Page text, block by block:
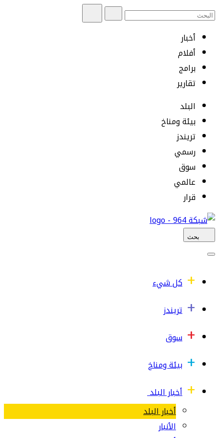
أخبار
أفلام
برامج
تقارير
البلد
بيئة ومناخ
تريندز
رسمي
سوق
عالمي
قرار
بحث
كل شيء
تريندز
سوق
بيئة ومناخ
أخبار البلد
أخبار البلد
الأنبار